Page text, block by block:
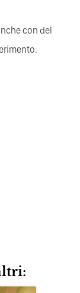
con del